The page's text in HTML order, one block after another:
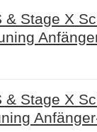
& Stage X
& Stage X